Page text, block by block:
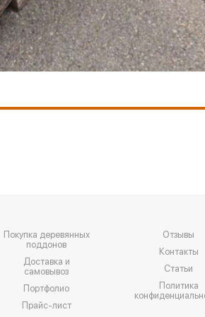
Покупка деревянных
поддонов
Доставка и
самовывоз
Портфолио
Прайс-лист
Отзывы
Контакты
Статьи
Политика